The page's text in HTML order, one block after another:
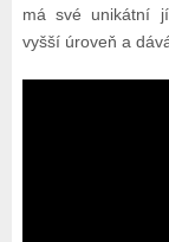
má své unikátní
vyšší úroveň a